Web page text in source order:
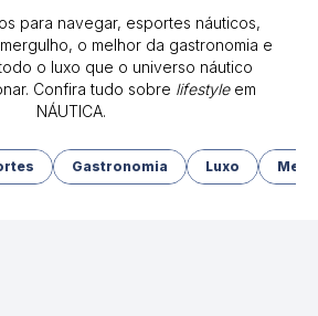
para navegar, esportes náuticos,
o melhor da gastronomia e
o luxo que o universo náutico
Confira tudo sobre lifestyle em
NÁUTICA.
Gastronomia Luxo